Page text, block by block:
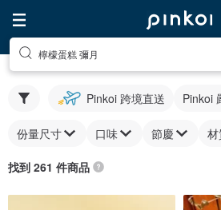
檸檬蛋糕 彌月
Pinkoi 跨境直送 Pinkoi
份量尺寸 口味 節慶
找到 261 件商品